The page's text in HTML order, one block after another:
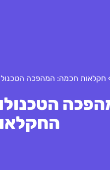
חקלאות חכמה: המהפכה